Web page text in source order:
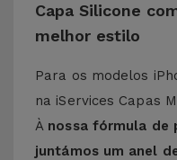
Capa Silicone
melhor estilo
Para os modelos
na iServices Capas
À nossa fórmula de
juntámos um anel